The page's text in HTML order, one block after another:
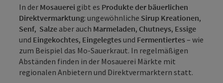
In der Mosauerei gibt es Produkte der bäuerlichen
Direktvermarktung: ungewöhnliche Sirup Kreationen,
Senf, Salze aber auch Marmeladen, Chutneys, Essige
und Eingekochtes, Eingelegtesund Fermentiertes– wie
zum Beispiel das Mo-Sauerkraut. In regelmäßigen
Abständen finden in der Mosauerei Märkte mit
regionalen Anbietern und Direktvermarktern statt.